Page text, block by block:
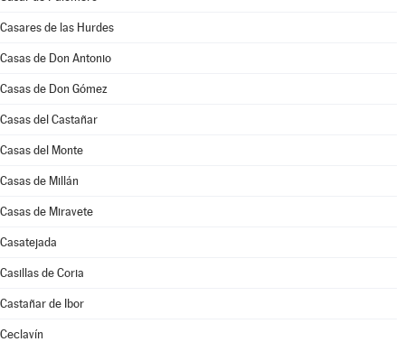
Casares de las Hurdes
Casas de Don Antonio
Casas de Don Gómez
Casas del Castañar
Casas del Monte
Casas de Millán
Casas de Miravete
Casatejada
Casillas de Coria
Castañar de Ibor
Ceclavín